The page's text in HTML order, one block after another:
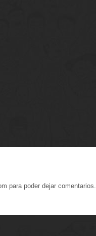
para poder dejar comentarios.